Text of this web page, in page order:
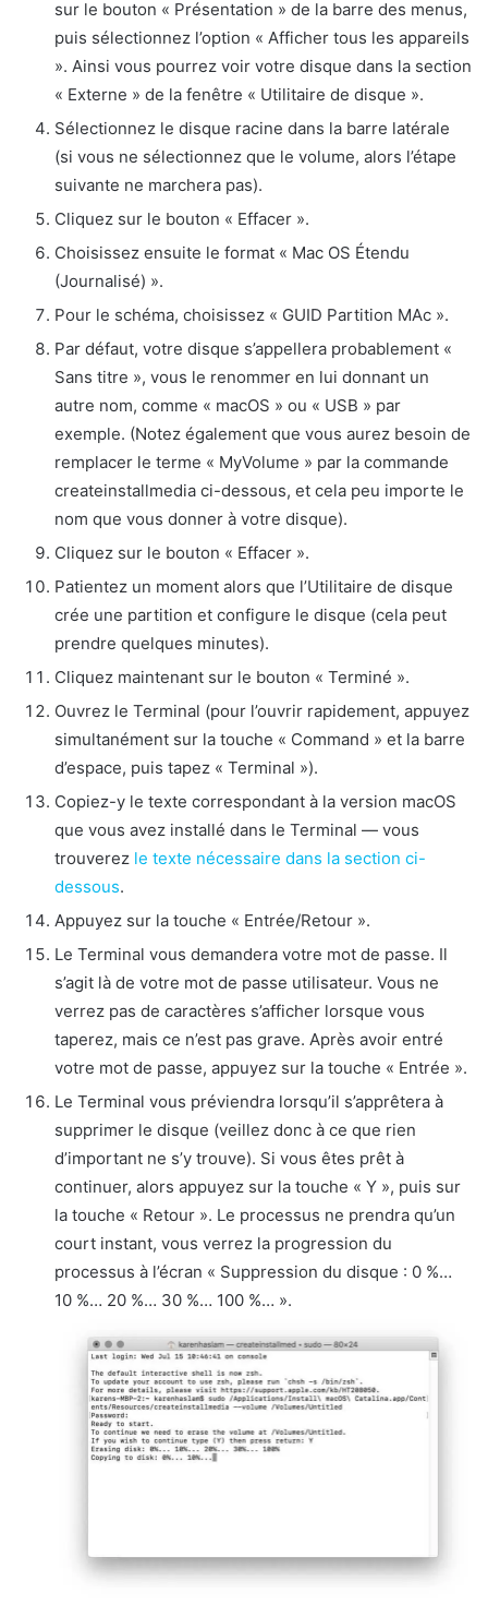
sur le bouton « Présentation » de la barre des menus,
puis sélectionnez l’option « Afficher tous les appareils
». Ainsi vous pourrez voir votre disque dans la section
« Externe » de la fenêtre « Utilitaire de disque ».
Sélectionnez le disque racine dans la barre latérale
(si vous ne sélectionnez que le volume, alors l’étape
suivante ne marchera pas).
Cliquez sur le bouton « Effacer ».
Choisissez ensuite le format « Mac OS Étendu
(Journalisé) ».
Pour le schéma, choisissez « GUID Partition MAc ».
Par défaut, votre disque s’appellera probablement «
Sans titre », vous le renommer en lui donnant un
autre nom, comme « macOS » ou « USB » par
exemple. (Notez également que vous aurez besoin de
remplacer le terme « MyVolume » par la commande
createinstallmedia ci-dessous, et cela peu importe le
nom que vous donner à votre disque).
Cliquez sur le bouton « Effacer ».
Patientez un moment alors que l’Utilitaire de disque
crée une partition et configure le disque (cela peut
prendre quelques minutes).
Cliquez maintenant sur le bouton « Terminé ».
Ouvrez le Terminal (pour l’ouvrir rapidement, appuyez
simultanément sur la touche « Command » et la barre
d’espace, puis tapez « Terminal »).
Copiez-y le texte correspondant à la version macOS
que vous avez installé dans le Terminal — vous
trouverez le texte nécessaire dans la section ci-
dessous.
Appuyez sur la touche « Entrée/Retour ».
Le Terminal vous demandera votre mot de passe. Il
s’agit là de votre mot de passe utilisateur. Vous ne
verrez pas de caractères s’afficher lorsque vous
taperez, mais ce n’est pas grave. Après avoir entré
votre mot de passe, appuyez sur la touche « Entrée ».
Le Terminal vous préviendra lorsqu’il s’apprêtera à
supprimer le disque (veillez donc à ce que rien
d’important ne s’y trouve). Si vous êtes prêt à
continuer, alors appuyez sur la touche « Y », puis sur
la touche « Retour ». Le processus ne prendra qu’un
court instant, vous verrez la progression du
processus à l’écran « Suppression du disque : 0 %…
10 %… 20 %… 30 %… 100 %… ».